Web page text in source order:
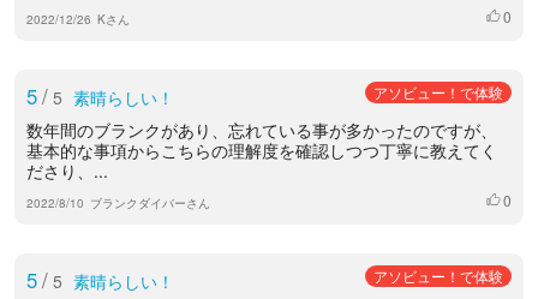
2022/12/26 Kさん いいね
0
5/ 5 素晴らしい！ アソビュー！で体験
数年間のブランクがあり、忘れている事が多かったのですが、
基本的な事項からこちらの理解度を確認しつつ丁寧に教えてく
ださり、...
2022/8/10 ブランクダイバーさん いいね
0
5/ 5 素晴らしい！ アソビュー！で体験